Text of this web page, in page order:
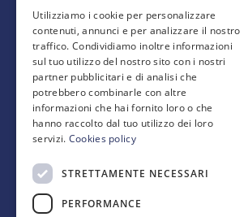
SCOPRI DI PIÙ
Gallery
Blog
FAQ
Utilizziamo i cookie per personalizzare
contenuti, annunci e per analizzare il nostro
traffico. Condividiamo inoltre informazioni
sul tuo utilizzo del nostro sito con i nostri
partner pubblicitari e di analisi che
potrebbero combinarle con altre
informazioni che hai fornito loro o che
hanno raccolto dal tuo utilizzo dei loro
servizi. Cookies policy
STRETTAMENTE NECESSARI
PERFORMANCE